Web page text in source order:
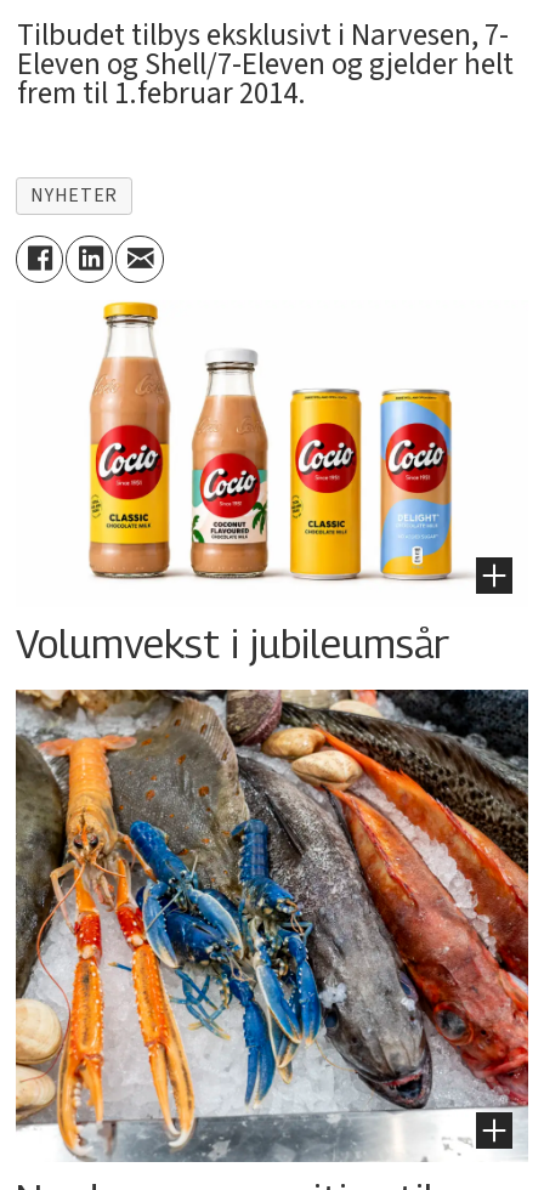
Tilbudet tilbys eksklusivt i Narvesen, 7-
Eleven og Shell/7-Eleven og gjelder helt
frem til 1.februar 2014.
NYHETER
Volumvekst i jubileumsår